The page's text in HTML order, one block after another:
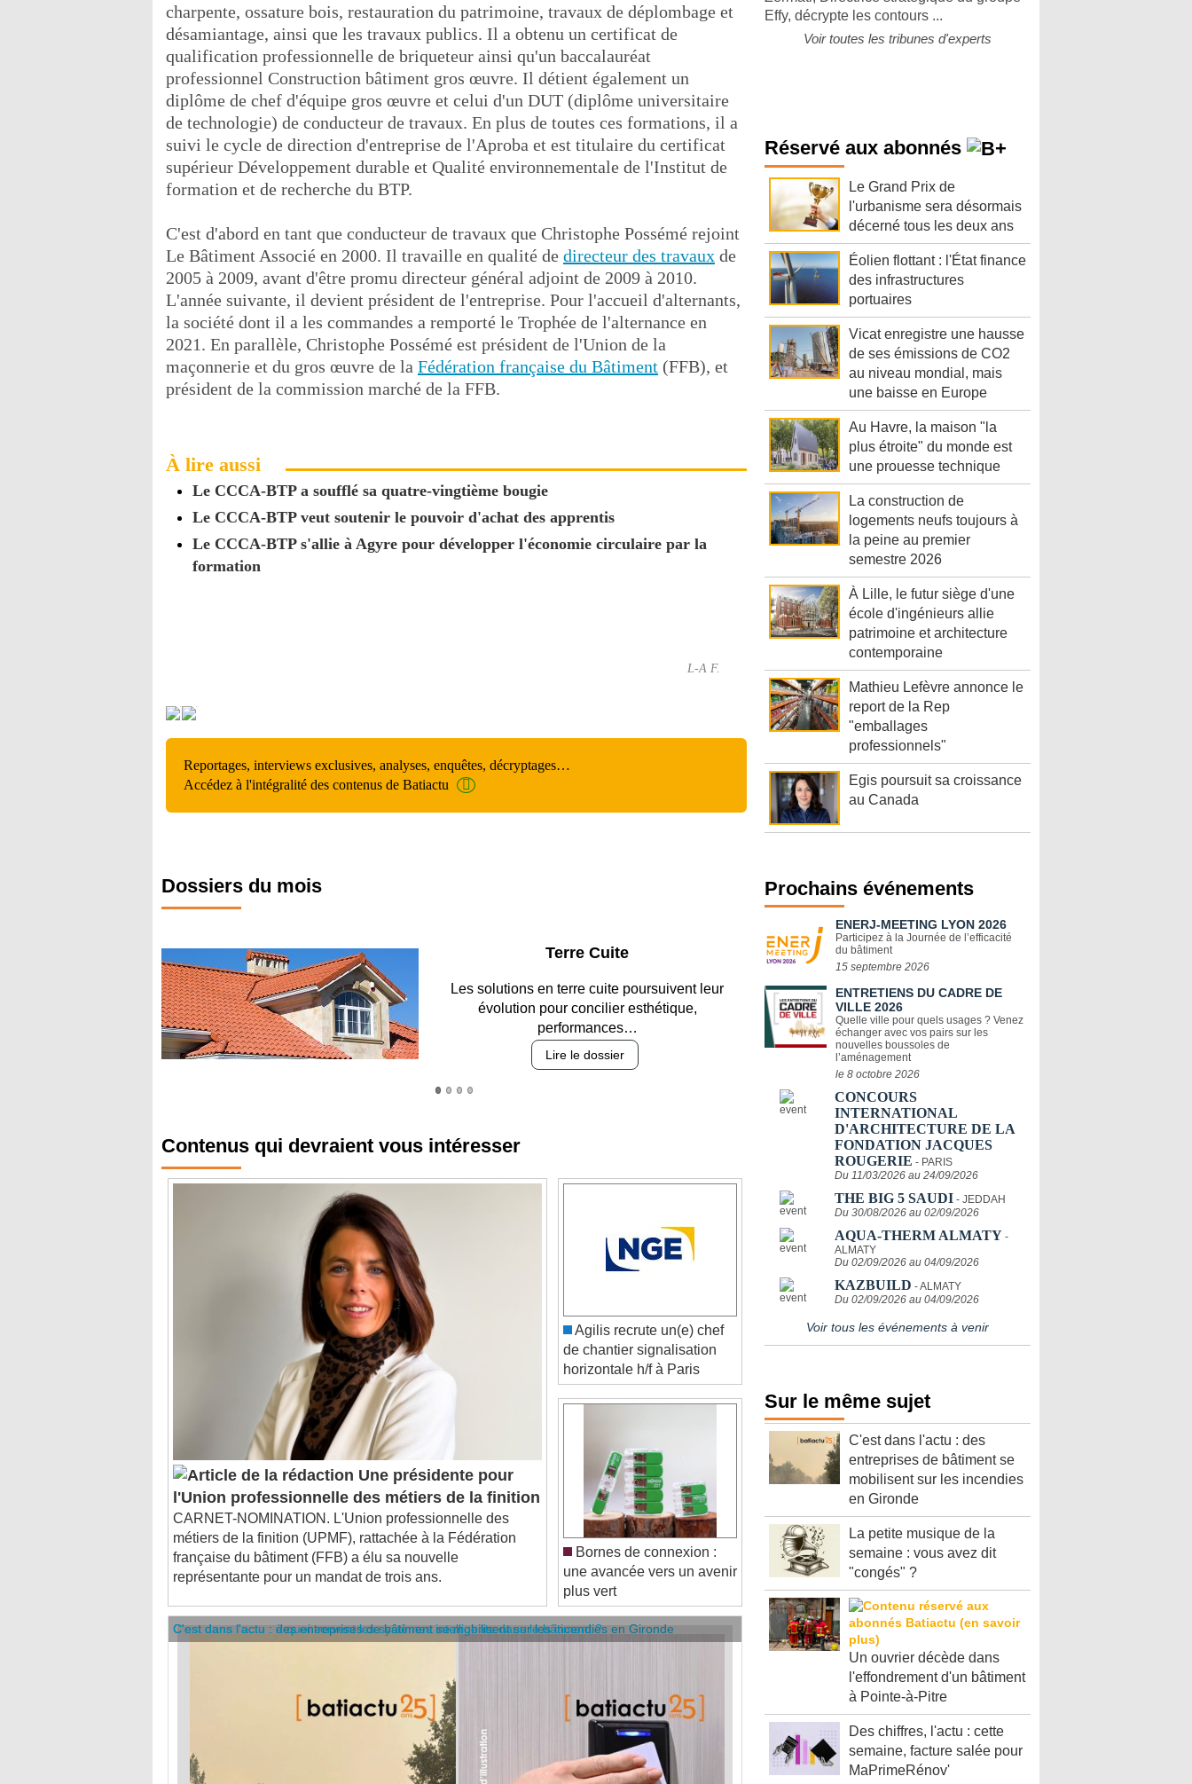
charpente, ossature bois, restauration du patrimoine, travaux de déplombage et
désamiantage, ainsi que les travaux publics. Il a obtenu un certificat de
qualification professionnelle de briqueteur ainsi qu'un baccalauréat
professionnel Construction bâtiment gros œuvre. Il détient également un
diplôme de chef d'équipe gros œuvre et celui d'un DUT (diplôme universitaire
de technologie) de conducteur de travaux. En plus de toutes ces formations, il a
suivi le cycle de direction d'entreprise de l'Aproba et est titulaire du certificat
supérieur Développement durable et Qualité environnementale de l'Institut de
formation et de recherche du BTP.
C'est d'abord en tant que conducteur de travaux que Christophe Possémé rejoint
Le Bâtiment Associé en 2000. Il travaille en qualité de directeur des travaux de
2005 à 2009, avant d'être promu directeur général adjoint de 2009 à 2010.
L'année suivante, il devient président de l'entreprise. Pour l'accueil d'alternants,
la société dont il a les commandes a remporté le Trophée de l'alternance en
2021. En parallèle, Christophe Possémé est président de l'Union de la
maçonnerie et du gros œuvre de la Fédération française du Bâtiment (FFB), et
président de la commission marché de la FFB.
À lire aussi
Le CCCA-BTP a soufflé sa quatre-vingtième bougie
Le CCCA-BTP veut soutenir le pouvoir d'achat des apprentis
Le CCCA-BTP s'allie à Agyre pour développer l'économie circulaire par la
formation
L-A F.
Reportages, interviews exclusives, analyses, enquêtes, décryptages…
Accédez à l'intégralité des contenus de Batiactu
Dossiers du mois
Parking et garages
Entre circulation, sécurisation des accès, durabilité
des revêtements et intégration…
Lire le dossier
Une présidente pour
l'Union professionnelle des métiers de la finition
CARNET-NOMINATION. L'Union professionnelle des
métiers de la finition (UPMF), rattachée à la Fédération
française du bâtiment (FFB) a élu sa nouvelle
représentante pour un mandat de trois ans.
de chantier signalisation
horizontale h/f à Paris
Bornes de connexion :
une avancée vers un avenir
plus vert
C'est dans l'actu : des entreprises de bâtiment se mobilisent sur les incendies en Gironde
C'est dans l'actu : à quoi servent les systèmes intelligents dans le bâtiment ?
Effy, décrypte les contours ...
Voir toutes les tribunes d'experts
Réservé aux abonnés
Le Grand Prix de
l'urbanisme sera désormais
décerné tous les deux ans
Éolien flottant : l'État finance
des infrastructures
portuaires
Vicat enregistre une hausse
de ses émissions de CO2
au niveau mondial, mais
une baisse en Europe
Au Havre, la maison "la
plus étroite" du monde est
une prouesse technique
La construction de
logements neufs toujours à
la peine au premier
semestre 2026
À Lille, le futur siège d'une
école d'ingénieurs allie
patrimoine et architecture
contemporaine
Mathieu Lefèvre annonce le
report de la Rep
"emballages
professionnels"
Egis poursuit sa croissance
au Canada
Prochains événements
ENERJ-MEETING LYON 2026
Participez à la Journée de l’efficacité
du bâtiment
15 septembre 2026
ENTRETIENS DU CADRE DE
VILLE 2026
Quelle ville pour quels usages ? Venez
échanger avec vos pairs sur les
nouvelles boussoles de
l’aménagement
le 8 octobre 2026
CONCOURS
INTERNATIONAL
D'ARCHITECTURE DE LA
FONDATION JACQUES
ROUGERIE - PARIS
Du 11/03/2026 au 24/09/2026
THE BIG 5 SAUDI - JEDDAH
Du 30/08/2026 au 02/09/2026
AQUA-THERM ALMATY -
ALMATY
Du 02/09/2026 au 04/09/2026
KAZBUILD - ALMATY
Du 02/09/2026 au 04/09/2026
Voir tous les événements à venir
Sur le même sujet
C'est dans l'actu : des
entreprises de bâtiment se
mobilisent sur les incendies
en Gironde
La petite musique de la
semaine : vous avez dit
"congés" ?
Un ouvrier décède dans
l'effondrement d'un bâtiment
à Pointe-à-Pitre
Des chiffres, l'actu : cette
semaine, facture salée pour
MaPrimeRénov'